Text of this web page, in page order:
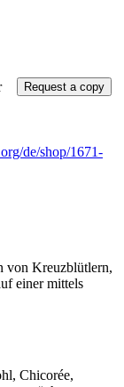
de/shop/1671-
von Kreuzblütlern,
einer mittels
Chicorée,